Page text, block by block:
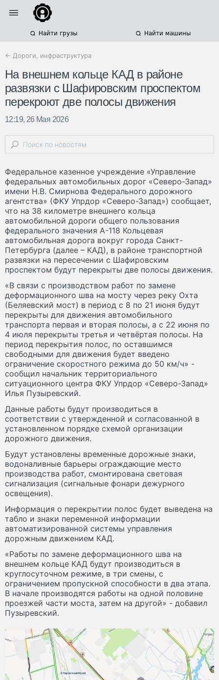
Найти грузы Найти машины
← Дороги, инфраструктура
На внешнем кольце КАД в районе
развязки с Шафировским проспектом
перекроют две полосы движения
12:19, 26 Мая 2026
Федеральное казенное учреждение «Управление
федеральных автомобильных дорог «Северо-Запад»
имени Н.В. Смирнова Федерального дорожного
агентства» (ФКУ Упрдор «Северо-Запад») сообщает,
что на 38 километре внешнего кольца
автомобильной дороги общего пользования
федерального значения А-118 Кольцевая
автомобильная дорога вокруг города Санкт-
Петербурга (далее – КАД), в районе транспортной
развязки на пересечении с Шафировским
проспектом будут перекрыты две полосы движения.
«В связи с производством работ по замене
деформационного шва на мосту через реку Охта
(Беляевский мост) в период с 8 по 21 июня будут
перекрыты для движения автомобильного
транспорта первая и вторая полосы, а с 22 июня по
4 июля перекрыты третья и четвёртая полосы. На
период перекрытия полос, по оставшимся
свободными для движения будет введено
ограничение скоростного режима до 50 км/ч» -
сообщил начальник территориального
ситуационного центра ФКУ Упрдор «Северо-Запад»
Илья Пузыревский.
Данные работы будут производиться в
соответствии с утвержденной и согласованной в
установленном порядке схемой организации
дорожного движения.
Будут установлены временные дорожные знаки,
водоналивные барьеры ограждающие место
производства работ, смонтирована световая
сигнализация (сигнальные фонари дежурного
освещения).
Информация о перекрытии полос будет выведена на
табло и знаки переменной информации
автоматизированной системы управления
дорожным движением КАД.
«Работы по замене деформационного шва на
внешнем кольце КАД будут производиться в
круглосуточном режиме, в три смены, с
ограничением пропускной способности в два этапа.
В начале производятся работы на одной половине
проезжей части моста, затем на другой» - добавил
Пузыревский.